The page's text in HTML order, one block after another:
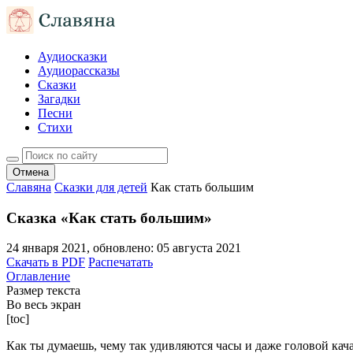
Аудиосказки
Аудиорассказы
Сказки
Загадки
Песни
Стихи
Отмена
Славяна Сказки для детей Как стать большим
Сказка «Как стать большим»
24 января 2021, обновлено: 05 августа 2021
Скачать в PDF Распечатать
Оглавление
Размер текста
Во весь экран
[toc]
Как ты думаешь, чему так удивляются часы и даже головой